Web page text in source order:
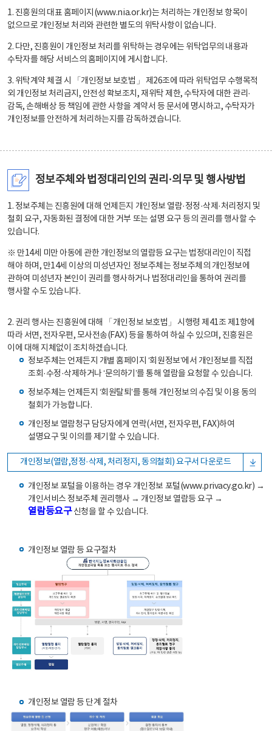
1. 진흥원의 대표 홈페이지(www.nia.or.kr)는 처리하는 개인정보 항목이
없으므로 개인정보 처리와 관련한 별도의 위탁사항이 없습니다.
2. 다만, 진흥원이 개인정보 처리를 위탁하는 경우에는 위탁업무의 내용과
수탁자를 해당 서비스의 홈페이지에 게시합니다.
3. 위탁계약 체결 시 「개인정보 보호법」 제26조에 따라 위탁업무 수행목적
외 개인정보 처리금지, 안전성 확보조치, 재위탁 제한, 수탁자에 대한 관리·
감독, 손해배상 등 책임에 관한 사항을 계약서 등 문서에 명시하고, 수탁자가
개인정보를 안전하게 처리하는지를 감독하겠습니다.
정보주체와 법정대리인의 권리·의무 및 행사방법
1. 정보주체는 진흥원에 대해 언제든지 개인정보 열람·정정·삭제·처리정지 및
철회 요구, 자동화된 결정에 대한 거부 또는 설명 요구 등의 권리를 행사할 수
있습니다.
※ 만14세 미만 아동에 관한 개인정보의 열람등 요구는 법정대리인이 직접
해야 하며, 만14세 이상의 미성년자인 정보주체는 정보주체의 개인정보에
관하여 미성년자 본인이 권리를 행사하거나 법정대리인을 통하여 권리를
행사할 수도 있습니다.
2. 권리 행사는 진흥원에 대해 「개인정보 보호법」 시행령 제41조 제1항에
따라 서면, 전자우편, 모사전송(FAX) 등을 통하여 하실 수 있으며, 진흥원은
이에 대해 지체없이 조치하겠습니다.
정보주체는 언제든지 개별 홈페이지 ‘회원정보’에서 개인정보를 직접
조회·수정·삭제하거나 ‘문의하기’를 통해 열람을 요청할 수 있습니다.
정보주체는 언제든지 ‘회원탈퇴’를 통해 개인정보의 수집 및 이용 동의
철회가 가능합니다.
개인정보 열람청구 담당자에게 연락(서면, 전자우편, FAX)하여
설명요구 및 이의를 제기할 수 있습니다.
개인정보(열람,정정·삭제, 처리정지, 동의철회) 요구서 다운로드
개인정보 포털을 이용하는 경우 개인정보 포털(www.privacy.go.kr) →
개인서비스 정보주체 권리행사 → 개인정보 열람등 요구 →
열람등요구신청을 할 수 있습니다.
개인정보 열람 등 요구절차
개인정보 열람 등 단계 절차